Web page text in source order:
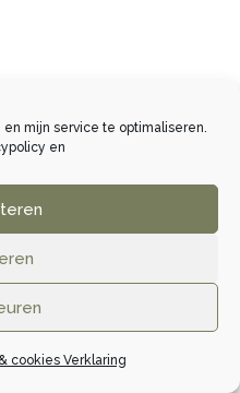
mijn service te optimaliseren.
en
cookies Verklaring